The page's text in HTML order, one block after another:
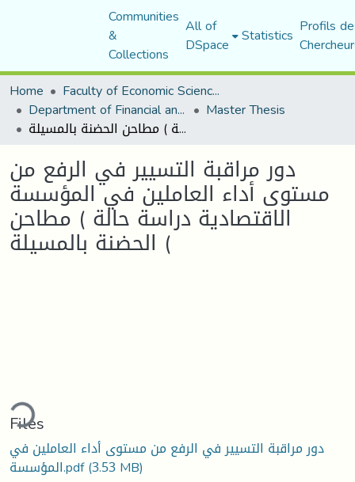
Communities
&
Collections
All of
DSpace Statistics Profils
Home
Faculty of Economic Sciences, Commerce and Management Sciences
Department of Financial and Accounting Sciences Master Thesis
دور مراقبة التسيير في الرفع من مستوى أداء العاملين في المؤسسة الاقتصادية دراسة حالة ) مطاحن الحضنة بالمسيلة (
دور مراقبة التسيير في الرفع من
مستوى أداء العاملين في المؤسسة
الاقتصادية دراسة حالة ) مطاحن
الحضنة بالمسيلة (
Files
دور مراقبة التسيير في الرفع من مستوى أداء العاملين في
المؤسسة.pdf(3.53 MB)